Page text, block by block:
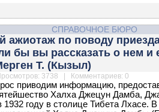
СПРАВОЧНОЕ БЮРО
ажиотаж по поводу
бы вы рассказать о нем и
Т. (Кызыл)
3738 | Комментариев: 0
приводим информацию,
Халха Джецун Дамба,
1932 году в столице Тибета Лхасе.